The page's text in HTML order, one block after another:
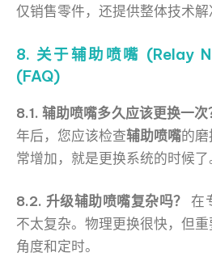
仅销售零件，还提供整体技术解
8. 关于辅助喷嘴 (Relay
(FAQ)
8.1. 辅助喷嘴多久应该更换一次
年后，您应该检查辅助喷嘴的
常增加，就是更换系统的时候了
8.2. 升级辅助喷嘴复杂吗？
在
不太复杂。物理更换很快，但
角度和定时。